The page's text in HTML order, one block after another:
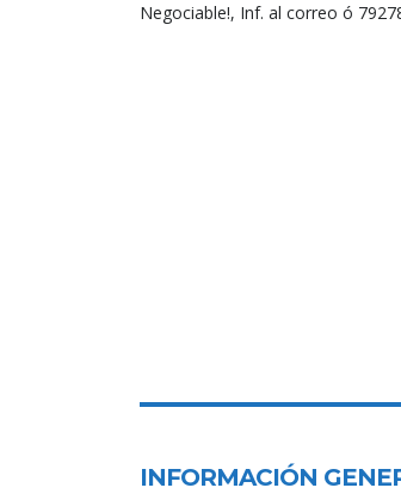
Negociable!, Inf. al correo ó
INFORMACIÓN